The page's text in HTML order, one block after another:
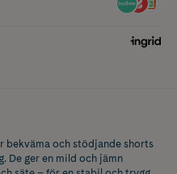
bekväma och stödjande shorts
De ger en mild och jämn